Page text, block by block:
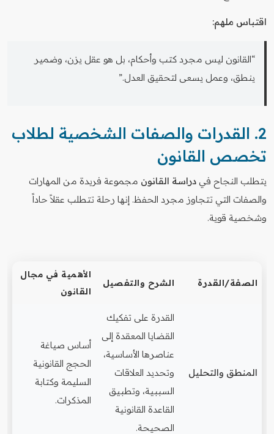
اقتباس ملهم:
“القانون ليس مجرد كتب وأحكام، بل هو عقل يزن، وضمير
ينطق، وعمل يسعى لتحقيق العدل.”
2. القدرات والصفات الشخصية لطلاب
تخصص القانون
يتطلب النجاح في دراسة القانون مجموعة فريدة من المهارات
والصفات التي تتجاوز مجرد الحفظ. إنها رحلة تتطلب عقلاً حاداً
وشخصية قوية.
الصفة/القدرة الشرح والتفصيل
الأهمية في مجال
القانون
المنطق والتحليل
القدرة على تفكيك
القضايا المعقدة إلى
عناصرها الأساسية،
وتحديد العلاقات
السببية، وتطبيق
القاعدة القانونية
الصحيحة.
أساس صياغة
الحجج القانونية
السليمة وكتابة
المذكرات.